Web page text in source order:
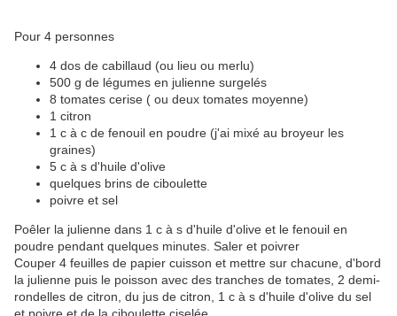
Pour 4 personnes
4 dos de cabillaud (ou lieu ou merlu)
500 g de légumes en julienne surgelés
8 tomates cerise ( ou deux tomates moyenne)
1 citron
1 c à c de fenouil en poudre (j'ai mixé au broyeur les
graines)
5 c à s d'huile d'olive
quelques brins de ciboulette
poivre et sel
Poêler la julienne dans 1 c à s d'huile d'olive et le fenouil en
poudre pendant quelques minutes. Saler et poivrer
Couper 4 feuilles de papier cuisson et mettre sur chacune, d'bord
la julienne puis le poisson avec des tranches de tomates, 2 demi-
rondelles de citron, du jus de citron, 1 c à s d'huile d'olive du sel